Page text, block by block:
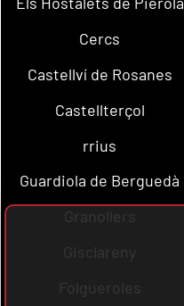
Cercs
Castellví de Rosanes
Castellterçol
rrius
Guardiola de Berguedà
Granollers
Gisclareny
Folgueroles